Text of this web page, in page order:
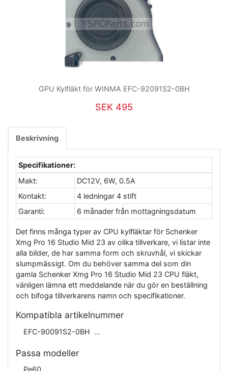
GPU Kylfläkt för WINMA EFC-92091S2-0BH
SEK 495
Beskrivning
Specifikationer:
Makt:
DC12V, 6W, 0.5A
Kontakt:
4 ledningar 4 stift
Garanti:
6 månader från mottagningsdatum
Det finns många typer av CPU kylfläktar för Schenker
Xmg Pro 16 Studio Mid 23 av olika tillverkare, vi listar inte
alla bilder, de har samma form och skruvhål, vi skickar
slumpmässigt. Om du behöver samma del som din
gamla Schenker Xmg Pro 16 Studio Mid 23 CPU fläkt,
vänligen lämna ett meddelande när du gör en beställning
och bifoga tillverkarens namn och specifikationer.
Kompatibla artikelnummer
EFC-90091S2-0BH
Passa modeller